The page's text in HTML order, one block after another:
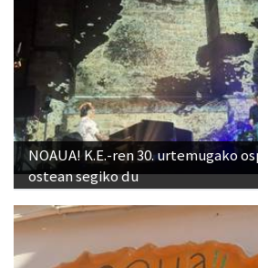
NOAUA! K.E.-ren 30. urtemugako
ostean segiko du